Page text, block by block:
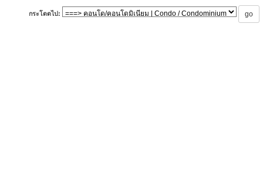
กระโดดไป: